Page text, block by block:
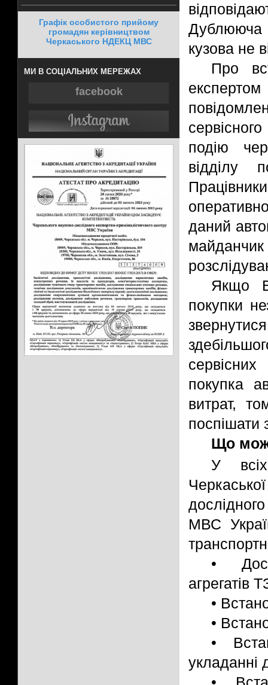
Графік особистого прийому
громадян керівництвом
Черкаського НДЕКЦ МВС
МИ В СОЦІАЛЬНИХ МЕРЕЖАХ
facebook
Дублююча
кузова не
Про
подію
відділу
даний
Якщо
покупки
покупка
витрат,
поспішати
Що
У
МВС
•
агрегатів
•
•
•
укладанні